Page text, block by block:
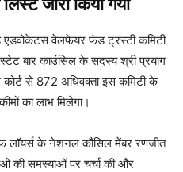
जारी किया गया
एडवोकेटस वेलफेयर फंड ट्रस्टी कमिटी
बार काउंसिल के सदस्य श्री प्रयाग
कोर्ट से 872 अधिवक्ता इस कमिटी के
का लाभ मिलेगा।
लॉयर्स के नेशनल कौंसिल मेंबर रणजीत
की समस्याओं पर चर्चा की और